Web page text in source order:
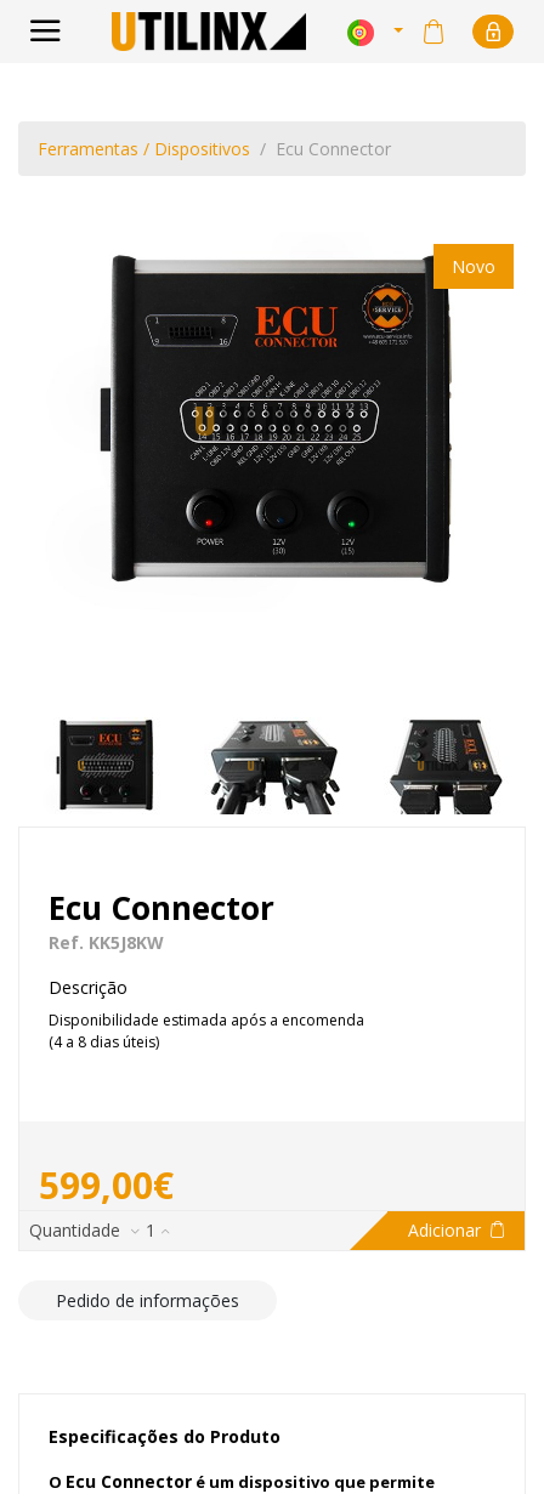
Ferramentas / Dispositivos Ecu Connector
Novo
Ecu Connector
Ref. KK5J8KW
Descrição
Disponibilidade estimada após a encomenda
(4 a 8 dias úteis)
599,00€
Quantidade 1 Adicionar
Pedido de informações
Especificações do Produto
O Ecu Connector é um dispositivo que permite